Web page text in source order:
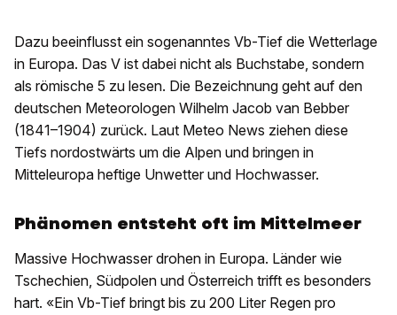
Dazu beeinflusst ein sogenanntes Vb-Tief die Wetterlage
in Europa. Das V ist dabei nicht als Buchstabe, sondern
als römische 5 zu lesen. Die Bezeichnung geht auf den
deutschen Meteorologen Wilhelm Jacob van Bebber
(1841–1904) zurück. Laut Meteo News ziehen diese
Tiefs nordostwärts um die Alpen und bringen in
Mitteleuropa heftige Unwetter und Hochwasser.
Phänomen entsteht oft im Mittelmeer
Massive Hochwasser drohen in Europa. Länder wie
Tschechien, Südpolen und Österreich trifft es besonders
hart. «Ein Vb-Tief bringt bis zu 200 Liter Regen pro